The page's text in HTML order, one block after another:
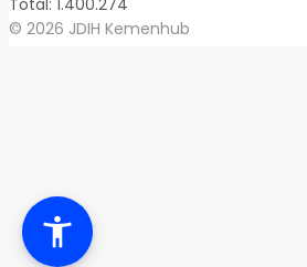
© 2026 JDIH Kemenhub